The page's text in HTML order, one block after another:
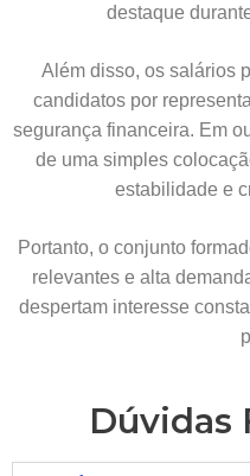
destaque
Além disso, os salários
candidatos por
segurança financeira. Em
de uma simples
estabilidade e
Portanto, o conjunto
relevantes e alta
despertam interesse
Dúvidas